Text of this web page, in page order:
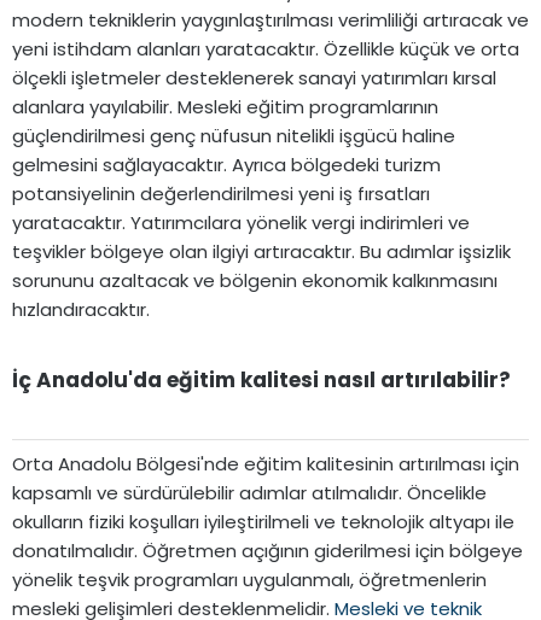
modern tekniklerin yaygınlaştırılması verimliliği artıracak ve
yeni istihdam alanları yaratacaktır. Özellikle küçük ve orta
ölçekli işletmeler desteklenerek sanayi yatırımları kırsal
alanlara yayılabilir. Mesleki eğitim programlarının
güçlendirilmesi genç nüfusun nitelikli işgücü haline
gelmesini sağlayacaktır. Ayrıca bölgedeki turizm
potansiyelinin değerlendirilmesi yeni iş fırsatları
yaratacaktır. Yatırımcılara yönelik vergi indirimleri ve
teşvikler bölgeye olan ilgiyi artıracaktır. Bu adımlar işsizlik
sorununu azaltacak ve bölgenin ekonomik kalkınmasını
hızlandıracaktır.
İç Anadolu'da eğitim kalitesi nasıl artırılabilir?​
Orta Anadolu Bölgesi'nde eğitim kalitesinin artırılması için
kapsamlı ve sürdürülebilir adımlar atılmalıdır. Öncelikle
okulların fiziki koşulları iyileştirilmeli ve teknolojik altyapı ile
donatılmalıdır. Öğretmen açığının giderilmesi için bölgeye
yönelik teşvik programları uygulanmalı, öğretmenlerin
mesleki gelişimleri desteklenmelidir. Mesleki ve teknik